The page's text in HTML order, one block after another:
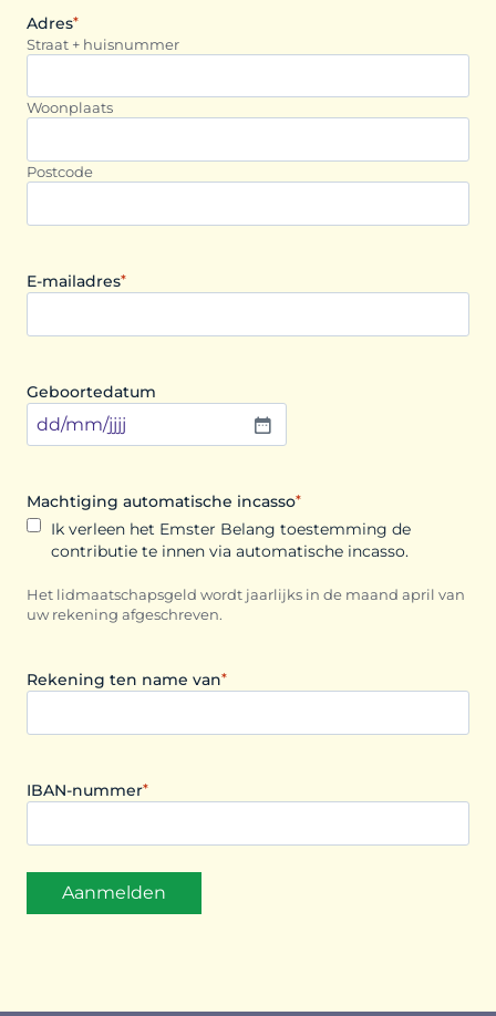
Adres*
Straat + huisnummer
Woonplaats
Postcode
E-mailadres*
Geboortedatum
D
s
l
h
s
a
h
J
J
Machtiging automatische incasso*
Ik verleen het Emster Belang toestemming de
contributie te innen via automatische incasso.
Het lidmaatschapsgeld wordt jaarlijks in de maand april van
uw rekening afgeschreven.
Rekening ten name van*
IBAN-nummer*